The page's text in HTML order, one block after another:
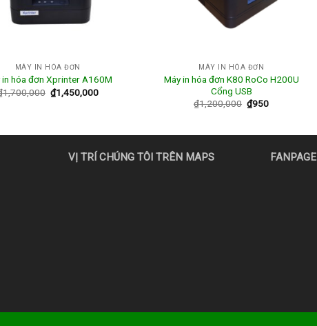
MÁY IN HÓA ĐƠN
in hóa đơn Xprinter A160M
1,700,000 ₫1,450,000
MÁY IN HÓA ĐƠN
Máy in hóa đơn K80 RoCo H200U
Cổng USB
₫1,200,000 ₫950
VỊ TRÍ CHÚNG TÔI TRÊN MAPS FANPAGE